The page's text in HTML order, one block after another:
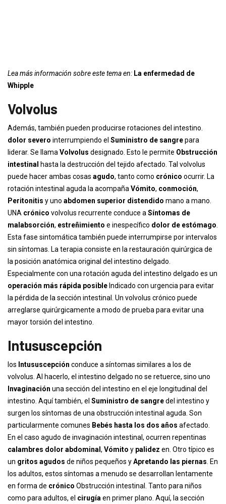
Lea más información sobre este tema en: La enfermedad de
Whipple
Volvolus
Además, también pueden producirse rotaciones del intestino.
dolor severo interrumpiendo el Suministro de sangrepara
liderar. Se llama Volvolus designado. Esto le permite Obstrucción
intestinal
hasta la destrucción del tejido afectado. Tal volvolus
puede hacer ambas cosas agudo, tanto como crónico ocurrir. La
rotación intestinal aguda la acompaña Vómito, conmoción,
Peritonitis y uno abdomen superior distendido mano a mano.
UNA crónico volvolus recurrente conduce a Síntomas de
malabsorción, estreñimiento e inespecífico dolor de estómago
Esta fase sintomática también puede interrumpirse por intervalos
sin síntomas. La terapia consiste en la restauración quirúrgica de
la posición anatómica original del intestino delgado.
Especialmente con una rotación aguda del intestino delgado es un
operación más rápida posible Indicado con urgencia para evitar
la pérdida de la sección intestinal. Un volvolus crónico puede
arreglarse quirúrgicamente a modo de prueba para evitar una
mayor torsión del intestino.
Intususcepción
los Intususcepción conduce a síntomas similares a los de
volvolus. Al hacerlo, el intestino delgado no se retuerce, sino uno
Invaginación una sección del intestino en el eje longitudinal del
intestino. Aquí también, el Suministro de sangredel intestino y
surgen los síntomas de una obstrucción intestinal aguda. Son
particularmente comunes Bebés hasta los dos años afectado.
En el caso agudo de invaginación intestinal, ocurren repentinas
calambres dolor abdominal , Vómito y palidez en. Otro típico es
un gritos agudos de niños pequeños yApretando las piernas . En
los adultos, estos síntomas a menudo se desarrollan lentamente
en forma de crónico Obstrucción intestinal. Tanto para niños
como para adultos, el cirugía en primer plano. Aquí, la sección